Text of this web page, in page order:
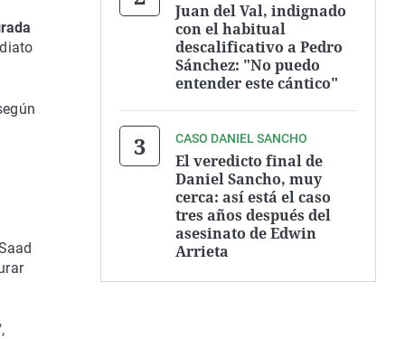
Juan del Val, indignado
con el habitual
descalificativo a Pedro
Sánchez: "No puedo
entender este cántico"
CASO DANIEL SANCHO
El veredicto final de
Daniel Sancho, muy
cerca: así está el caso
tres años después del
asesinato de Edwin
Arrieta